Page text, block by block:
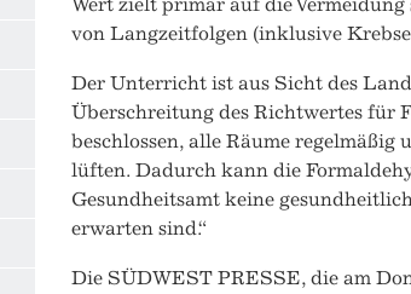
von Langzeitfolgen (inklusive
Der Unterricht ist aus Sicht des
Überschreitung des Richtwertes
beschlossen, alle Räume
lüften. Dadurch kann die
Gesundheitsamt keine
erwarten sind.“
Die SÜDWEST PRESSE, die am